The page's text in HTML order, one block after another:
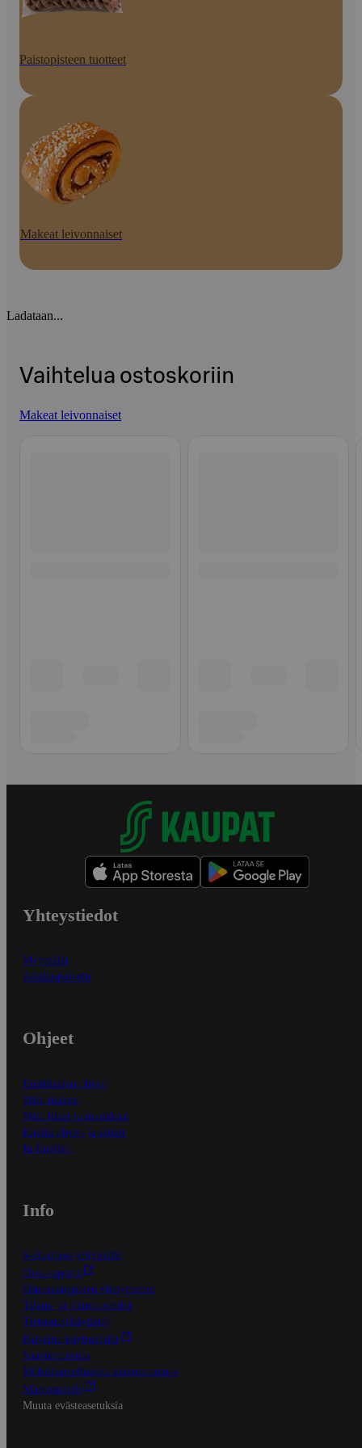
Paistopisteen tuotteet
Makeat leivonnaiset
Ladataan...
Vaihtelua ostoskoriin
Makeat leivonnaiset
Yhteystiedot
Myymälät
Asiakaspalvelu
Ohjeet
Ensitilaajan ohjeet
Näin maksat
Näin tilaat ja muokkaat
Kaikki ohjeet ja vinkit
In English
Info
S-Business yrityksille
Oiva-raportit
Osuuskauppojen yhteystiedot
Tilaus- ja toimitusehdot
Tietosuojakäytäntö
Palvelun käyttöehdot
Saavutettavuus
Mobiilisovelluksen saavutettavuus
Mainostajalle
Muuta evästeasetuksia